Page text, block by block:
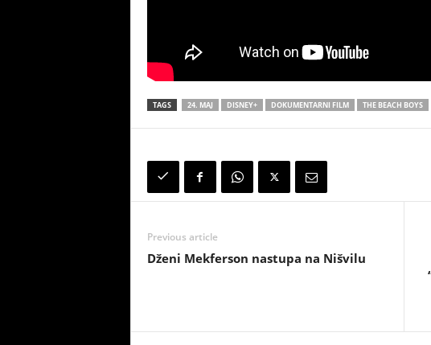
TAGS 24. MAJ DISNEY+ DOKUMENTARNI FILM THE BEACH BOYS
Previous article
Dženi Mekferson nastupa na Nišvilu